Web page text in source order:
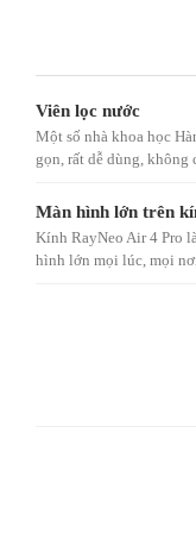
Viên lọc nước
Một số nhà khoa học
gọn, rất dễ dùng, không
Màn hình lớn trên
Kính RayNeo Air 4 Pro
hình lớn mọi lúc, mọi